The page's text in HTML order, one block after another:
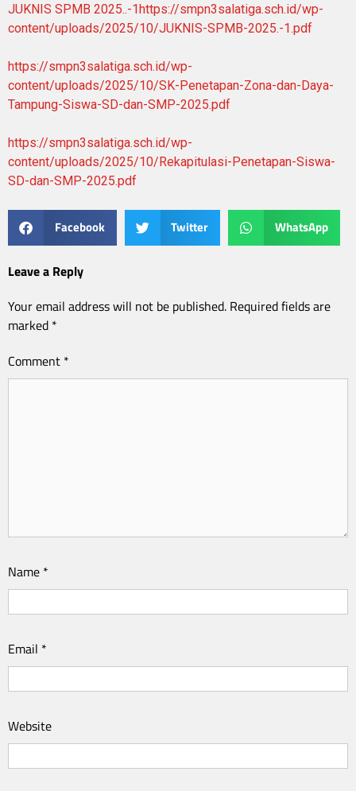
JUKNIS SPMB 2025..-1https://smpn3salatiga.sch.id/wp-
content/uploads/2025/10/JUKNIS-SPMB-2025.-1.pdf
https://smpn3salatiga.sch.id/wp-
content/uploads/2025/10/SK-Penetapan-Zona-dan-Daya-
Tampung-Siswa-SD-dan-SMP-2025.pdf
https://smpn3salatiga.sch.id/wp-
content/uploads/2025/10/Rekapitulasi-Penetapan-Siswa-
SD-dan-SMP-2025.pdf
Facebook Twitter WhatsApp
Leave a Reply
Your email address will not be published. Required fields are
marked *
Comment *
Name *
Email *
Website